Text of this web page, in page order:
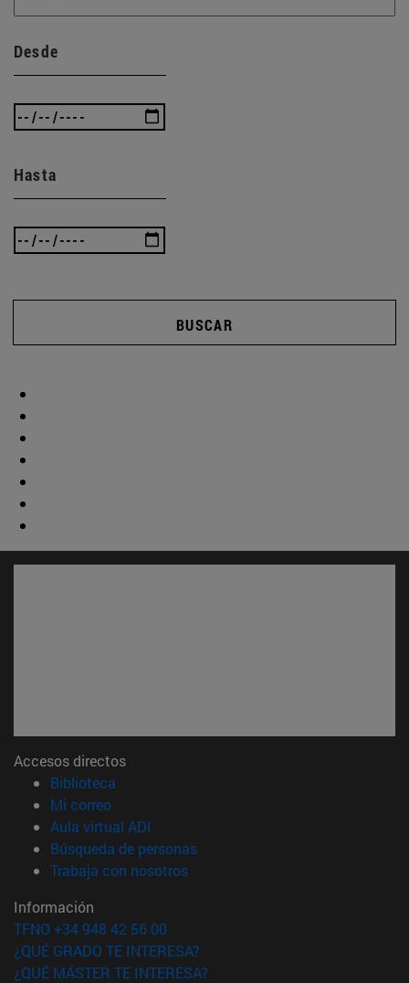
Desde
Hasta
BUSCAR
Accesos directos
Biblioteca
Mi correo(abre en nueva ventana)
Aula virtual ADI
Búsqueda de personas(abre en nueva ventana)
Trabaja con nosotros(abre en nueva ventana)
Información
TFNO +34 948 42 56 00
¿QUÉ GRADO TE INTERESA?
¿QUÉ MÁSTER TE INTERESA?